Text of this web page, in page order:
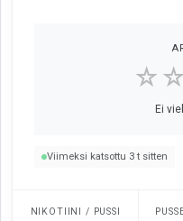
Ei
Viimeksi katsottu 3 t sitten
NIKOTIINI / PUSSI